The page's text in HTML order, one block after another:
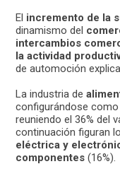
El incremento de la
dinamismo del
intercambios
la actividad
de automoción
La industria de
configurándose
reuniendo el 36% del
continuación figuran
eléctrica y
componentes (16%).